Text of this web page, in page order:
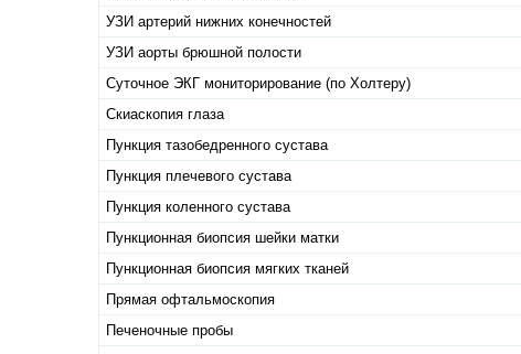
УЗИ артерий нижних конечностей
УЗИ аорты брюшной полости
Суточное ЭКГ мониторирование (по Холтеру)
Скиаскопия глаза
Пункция тазобедренного сустава
Пункция плечевого сустава
Пункция коленного сустава
Пункционная биопсия шейки матки
Пункционная биопсия мягких тканей
Прямая офтальмоскопия
Печеночные пробы